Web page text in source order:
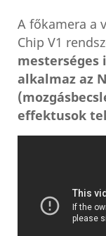
A főkamera a
Chip V1
alkalmaz az
effektusok